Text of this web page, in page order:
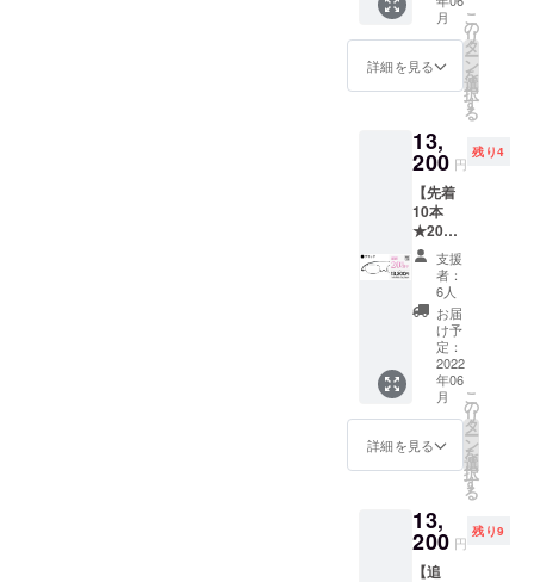
合いがス
タートする
と私たちは
考えていま
私たちは企
画・設計・
製造・販売
まで行う
メーカーだ
からこそ高
いデザイン
で、どこに
もない商品
すい価格で
います。
また部品の
製造から
でのお
届けご
希望の
場合は
ライ
ト」を
購入
後、こ
のリ
ターン
をご購
入くだ
さい。
【ご確
認くだ
さい】
■「度な
し」ブ
ルーラ
イト
カット
１. お好
きな
「ペー
ン） 通
常価格
¥16,500
を 割引
価格
¥13,200
（税
込）に
てご提
供 ・
ペー
パーグ
ラス・
ライト
本体（1
本） ・
専用
ケース
（1個）
・メガ
ネ拭き
[レンズ
度数に
には対
応して
いませ
ん。
月
詳細を見る
こ
の
リ
タ
ー
ン
を
選
択
す
る
13,
200 円
残り4
【先着
10本
★20％
OFF】
ペー
パーグ
ラス・
ライト
スクエ
ア（ブ
ラッ
ク） 通
常価格
¥16,500
を 割引
価格
¥13,200
（税
込）に
てご提
供 ・
支援
者：
6人
お届
け予
定：
2022
年06
月
詳細を見る
こ
の
リ
タ
ー
ン
を
選
択
す
る
13,
200 円
残り9
【追